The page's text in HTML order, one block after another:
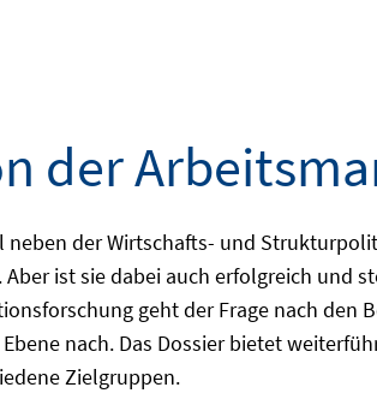
der
der Wirtschafts- und
ist sie dabei auch erfolgreich und
geht der Frage nach
nach. Das Dossier bietet
Zielgruppen.